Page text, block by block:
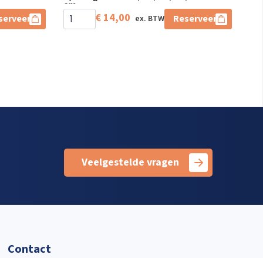
cm
€14,00 Reserveer
Veelgestelde vragen
Contact